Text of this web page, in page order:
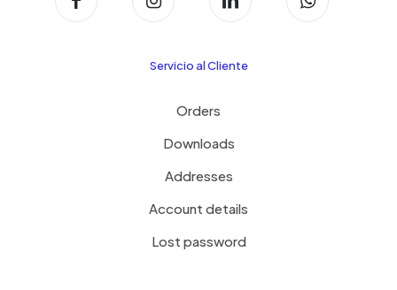
Servicio al Cliente
Orders
Downloads
Addresses
Account details
Lost password